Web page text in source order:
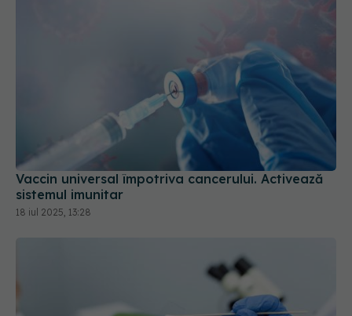
Vaccin universal împotriva cancerului. Activează
sistemul imunitar
18 iul 2025, 13:28